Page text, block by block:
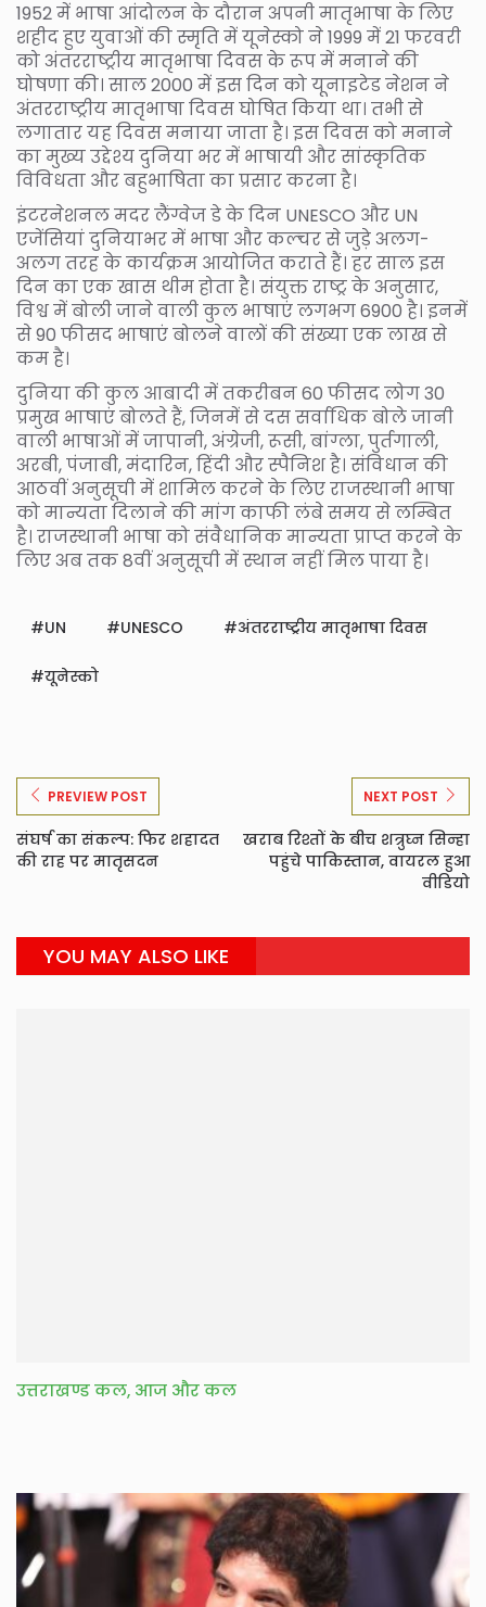
1952 में भाषा आंदोलन के दौरान अपनी मातृभाषा के लिए
शहीद हुए युवाओं की स्मृति में यूनेस्को ने 1999 में 21 फरवरी
को अंतरराष्ट्रीय मातृभाषा दिवस के रूप में मनाने की
घोषणा की। साल 2000 में इस दिन को यूनाइटेड नेशन ने
अंतरराष्ट्रीय मातृभाषा दिवस घोषित किया था। तभी से
लगातार यह दिवस मनाया जाता है। इस दिवस को मनाने
का मुख्य उद्देश्य दुनिया भर में भाषायी और सांस्कृतिक
विविधता और बहुभाषिता का प्रसार करना है।
इंटरनेशनल मदर लैंग्वेज डे के दिन UNESCO और UN
एजेंसियां दुनियाभर में भाषा और कल्चर से जुड़े अलग-
अलग तरह के कार्यक्रम आयोजित कराते हैं। हर साल इस
दिन का एक खास थीम होता है। संयुक्त राष्ट्र के अनुसार,
विश्व में बोली जाने वाली कुल भाषाएं लगभग 6900 है। इनमें
से 90 फीसद भाषाएं बोलने वालों की संख्या एक लाख से
कम है।
दुनिया की कुल आबादी में तकरीबन 60 फीसद लोग 30
प्रमुख भाषाएं बोलते हैं, जिनमें से दस सर्वाधिक बोले जानी
वाली भाषाओं में जापानी, अंग्रेजी, रूसी, बांग्ला, पुर्तगाली,
अरबी, पंजाबी, मंदारिन, हिंदी और स्पैनिश है। संविधान की
आठवीं अनुसूची में शामिल करने के लिए राजस्थानी भाषा
को मान्यता दिलाने की मांग काफी लंबे समय से लम्बित
है। राजस्थानी भाषा को संवैधानिक मान्यता प्राप्त करने के
लिए अब तक 8वीं अनुसूची में स्थान नहीं मिल पाया है।
UN UNESCO अंतरराष्ट्रीय मातृभाषा दिवस
यूनेस्को
PREVIEW POST
संघर्ष का संकल्प: फिर शहादत
की राह पर मातृसदन
NEXT POST
खराब रिश्तों के बीच शत्रुघ्न सिन्हा
पहुंचे पाकिस्तान, वायरल हुआ
वीडियो
YOU MAY ALSO LIKE
उत्तराखण्ड कल, आज और कल